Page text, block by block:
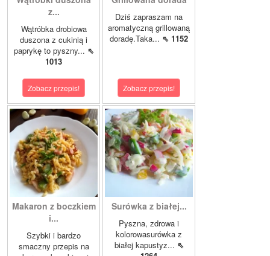
z...
Wątróbka drobiowa
duszona z cukinią i
paprykę to pyszny... ⇖
1013
Zobacz przepis!
Dziś zapraszam na
aromatyczną grillowaną
doradę.Taka... ⇖ 1152
Zobacz przepis!
Makaron z boczkiem
i...
Szybki i bardzo
smaczny przepis na
Surówka z białej...
Pyszna, zdrowa i
kolorowasurówka z
białej kapustyz... ⇖